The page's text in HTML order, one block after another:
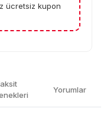
ücretsiz kupon
Yorumlar